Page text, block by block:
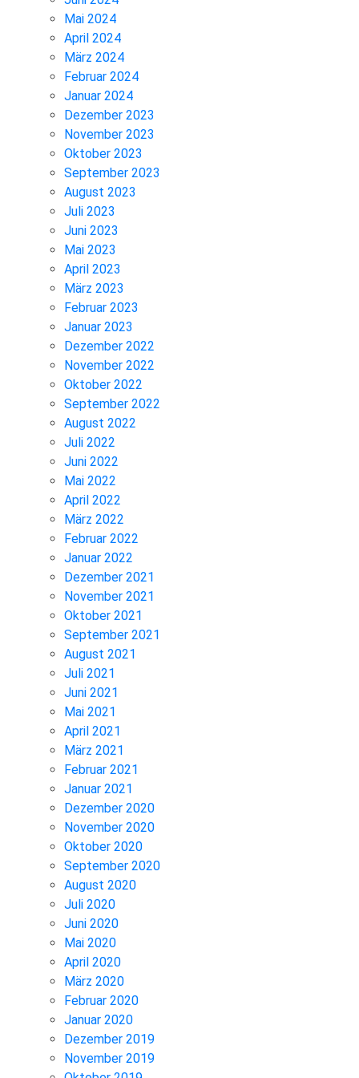
Mai 2024
April 2024
März 2024
Februar 2024
Januar 2024
Dezember 2023
November 2023
Oktober 2023
September 2023
August 2023
Juli 2023
Juni 2023
Mai 2023
April 2023
März 2023
Februar 2023
Januar 2023
Dezember 2022
November 2022
Oktober 2022
September 2022
August 2022
Juli 2022
Juni 2022
Mai 2022
April 2022
März 2022
Februar 2022
Januar 2022
Dezember 2021
November 2021
Oktober 2021
September 2021
August 2021
Juli 2021
Juni 2021
Mai 2021
April 2021
März 2021
Februar 2021
Januar 2021
Dezember 2020
November 2020
Oktober 2020
September 2020
August 2020
Juli 2020
Juni 2020
Mai 2020
April 2020
März 2020
Februar 2020
Januar 2020
Dezember 2019
November 2019